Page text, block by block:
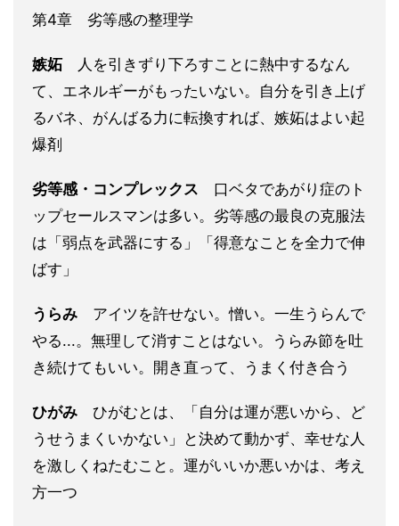
第4章 劣等感の整理学
嫉妬
人を引きずり下ろすことに熱中するなん
て、エネルギーがもったいない。自分を引き上げ
るバネ、がんばる力に転換すれば、嫉妬はよい起
爆剤
劣等感・コンプレックス 口ベタであがり症のト
ップセールスマンは多い。劣等感の最良の克服法
は「弱点を武器にする」「得意なことを全力で伸
ばす」
うらみ アイツを許せない。憎い。一生うらんで
やる...。無理して消すことはない。うらみ節を吐
き続けてもいい。開き直って、うまく付き合う
ひがみ ひがむとは、「自分は運が悪いから、ど
うせうまくいかない」と決めて動かず、幸せな人
を激しくねたむこと。運がいいか悪いかは、考え
方一つ